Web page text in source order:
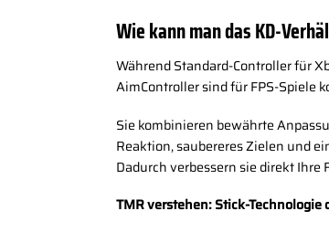
Wie kann man das KD-
Während Standard-Controller für
AimController sind für FPS-Spiele
Sie kombinieren bewährte
Reaktion, saubereres Zielen und
Dadurch verbessern sie direkt
TMR verstehen: Stick-Technologie